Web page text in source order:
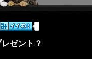
ゼント？